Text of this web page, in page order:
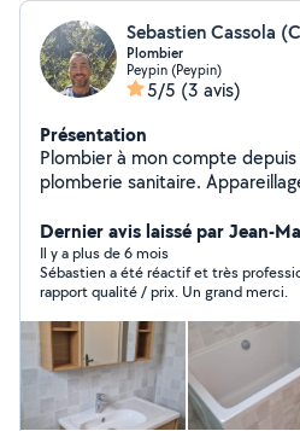
Sebastien Cassola
Plombier
Peypin (Peypin)
5/5 (3 avis)
Présentation
Plombier à mon compte
plomberie sanitaire.
diagnostic de recherche de
réseau complet Dépannage et
Intervention sur réseau de
de bonne humeur
Dernier avis laissé par Jean-
Il y a plus de 6 mois
Sébastien a été réactif et très
rapport qualité / prix. Un grand merci.